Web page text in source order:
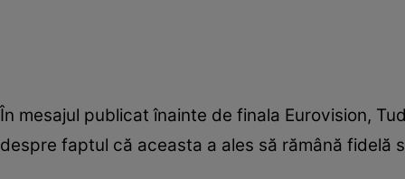
În mesajul publicat înainte de finala Eurovision,
despre faptul că aceasta a ales să rămână fidelă